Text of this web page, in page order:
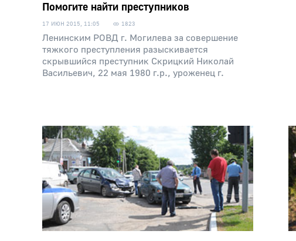
Помогите найти преступников
17 ИЮН 2015, 11:05 1823
Ленинским РОВД г. Могилева за совершение
тяжкого преступления разыскивается
скрывшийся преступник Скрицкий Николай
Васильевич, 22 мая 1980 г.р., уроженец г.